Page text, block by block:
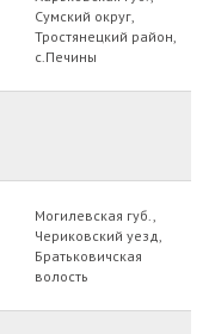
Сумский округ,
Тростянецкий район,
с.Печины
Могилевская губ.,
Чериковский уезд,
Братьковичская
волость